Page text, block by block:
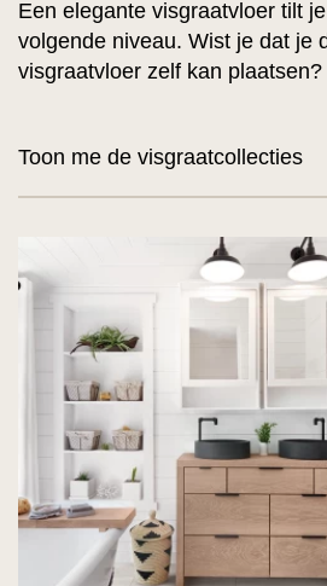
Een elegante visgraatvloer tilt
volgende niveau. Wist je dat je
visgraatvloer zelf kan plaatsen?
Toon me de visgraatcollecties